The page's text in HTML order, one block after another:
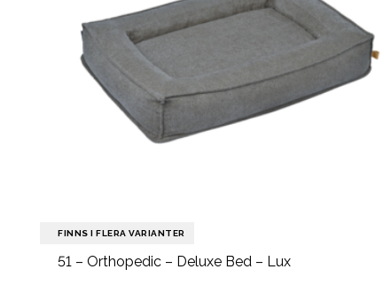
FINNS I FLERA VARIANTER
51 – Orthopedic – Deluxe Bed – Lux